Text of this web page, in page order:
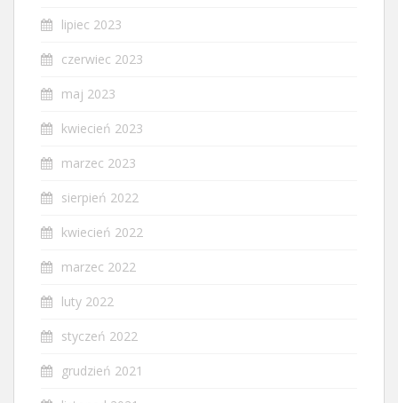
lipiec 2023
czerwiec 2023
maj 2023
kwiecień 2023
marzec 2023
sierpień 2022
kwiecień 2022
marzec 2022
luty 2022
styczeń 2022
grudzień 2021